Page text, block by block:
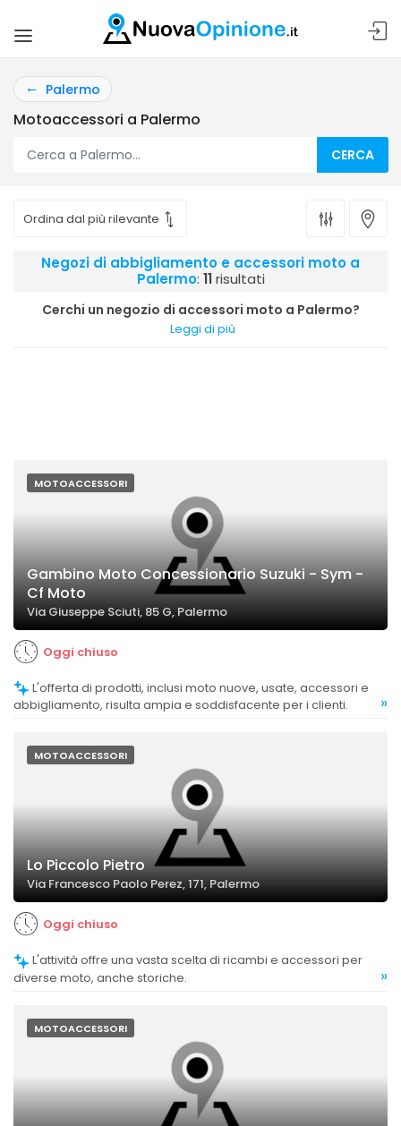
Palermo
Motoaccessori a Palermo
CERCA
Negozi di abbigliamento e accessori moto a
Palermo: 11risultati
Cerchi un negozio di accessori moto a Palermo?
Leggi di più
MOTOACCESSORI
Gambino Moto Concessionario Suzuki - Sym -
Cf Moto
Via Giuseppe Sciuti, 85 G, Palermo
Oggi chiuso
abbigliamento, risulta ampia e soddisfacente per i clienti.
»
MOTOACCESSORI
Lo Piccolo Pietro
Via Francesco Paolo Perez, 171, Palermo
Oggi chiuso
diverse moto, anche storiche.
»
MOTOACCESSORI